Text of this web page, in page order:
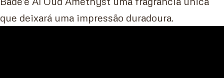
que deixará uma impressão duradoura.